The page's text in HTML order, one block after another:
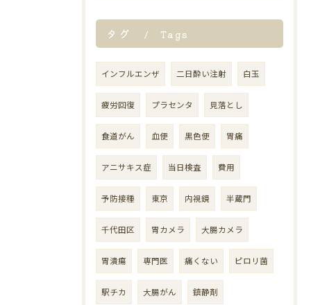
タグ Tags
インフルエンザ 二日酔い注射 白玉
疲労回復 プラセンタ 見落とし
食道がん 血便 黒色便 胃痛
アニサキス症 当日検査 費用
予防接種 東京 内視鏡 半蔵門
千代田区 胃カメラ 大腸カメラ
胃潰瘍 専門医 痛くない ピロリ菌
駅チカ 大腸がん 鎮静剤